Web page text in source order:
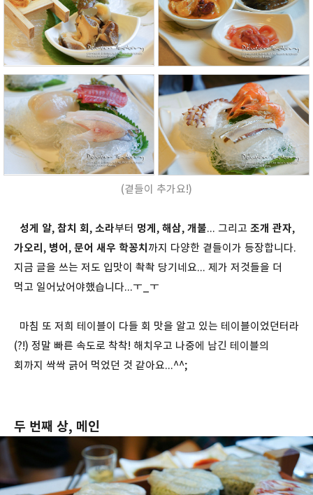
(곁들이 추가요!)
성게 알, 참치 회, 소라부터 멍게, 해삼, 개불... 그리고 조개 관자,
가오리, 병어, 문어 새우 학꽁치까지 다양한 곁들이가 등장합니다.
지금 글을 쓰는 저도 입맛이 촥촥 당기네요... 제가 저것들을 더
먹고 일어났어야했습니다...ㅜ_ㅜ
마침 또 저희 테이블이 다들 회 맛을 알고 있는 테이블이었던터라
(?!) 정말 빠른 속도로 착착! 해치우고 나중에 남긴 테이블의
회까지 싹싹 긁어 먹었던 것 같아요...^^;
두 번째 상, 메인